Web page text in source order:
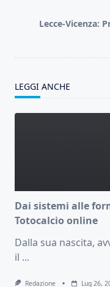
reader-Lecce-Vicenza:
LEGGI ANCHE
Dai sistemi alle
Totocalcio online
Dalla sua nascita,
il ...
Redazione Lug 26,